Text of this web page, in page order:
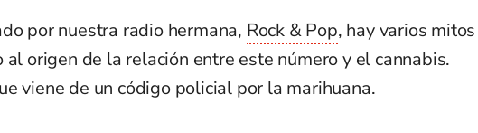
por nuestra radio hermana, Rock & Pop, hay varios mitos
al origen de la relación entre este número y el cannabis.
viene de un código policial por la marihuana.